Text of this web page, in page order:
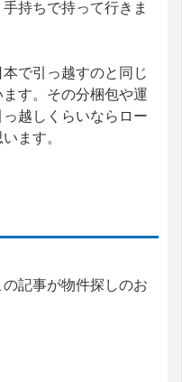
持ちで持って行きま
で引っ越すのと同じ
す。その分梱包や運
越しくらいならロー
ます。
記事が物件探しのお